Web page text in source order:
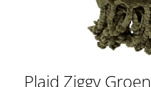
Plaid Ziggy Groen